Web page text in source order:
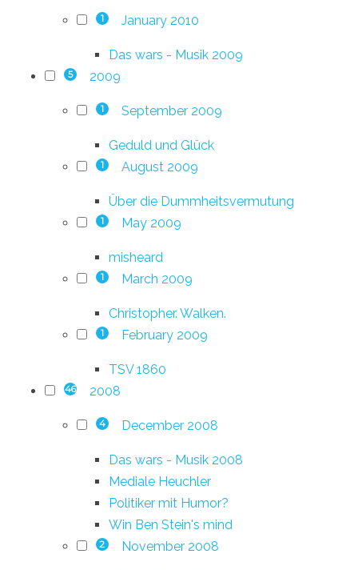
1 January 2010
Das wars - Musik 2009
5 2009
1 September 2009
Geduld und Glück
1 August 2009
Über die Dummheitsvermutung
1 May 2009
misheard
1 March 2009
Christopher. Walken.
1 February 2009
TSV 1860
46 2008
4 December 2008
Das wars - Musik 2008
Mediale Heuchler
Politiker mit Humor?
Win Ben Stein's mind
2 November 2008